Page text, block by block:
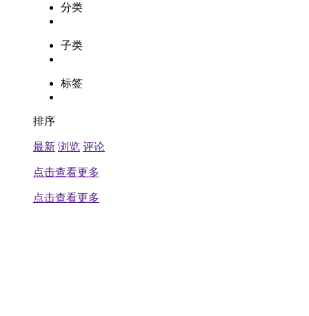
分类
子类
标签
排序
最新 浏览 评论
点击查看更多
点击查看更多